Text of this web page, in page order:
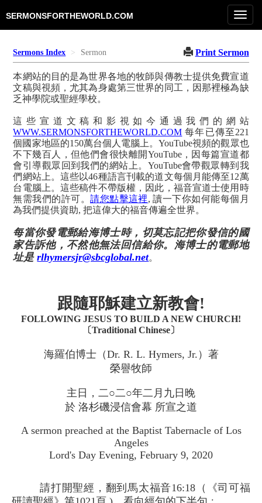
SERMONSFORTHEWORLD.COM
Sermons Index Sermon Print Sermon
本網站的目的是為世界各地的牧師與傳教士提供免費宣道
文稿與視頻，尤其為身處第三世界的同工，因那裡極為缺
乏神學院或聖經學校。
這些宣道文稿和影視如今通過我們的網站
WWW.SERMONSFORTHEWORLD.COM 每年已傳至221
個國家地區的150萬台個人電腦上。YouTube視頻的觀眾也
不下幾百人，但他們會很快離開YouTube，因每篇宣道都
會引導觀眾回到我們的網站上。YouTube會帶觀眾轉到我
們網站上。這些以46種語言刊載的道文每個月能傳至12萬
台電腦上。這些稿件不帶版權，因此，福音宣道士使用時
無需我們的許可。請您點擊這裡, 讀一下你如何能每個月
為我們提供資助, 把這偉大的福音傳遍全世界。
每當你發電郵給海博士時，切莫忘記把你發信的國
家告訴他，不然他無法回信給你。海博士的電郵地
址是rlhymersjr@sbcglobal.net。
跟隨耶穌建立新教會!
FOLLOWING JESUS TO BUILD A NEW CHURCH!
〔Traditional Chinese〕
海羅伯博士（Dr. R. L. Hymers, Jr.）著
榮譽牧師
主日，二○二○年二月九日晚
於 洛杉磯浸信會幕 所宣之道
A sermon preached at the Baptist Tabernacle of Los
Angeles
Lord's Day Evening, February 9, 2020
請打開聖經，翻到馬太福音16:18（《司可福